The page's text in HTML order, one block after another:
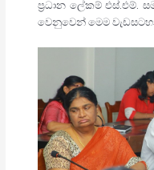
ප්‍රධාන ලේකම් එස්.එම්.
වෙනුවෙන් මෙම